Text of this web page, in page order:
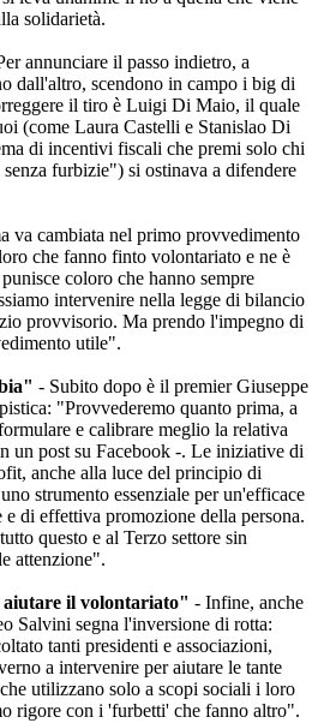
solidarietà.
annunciare il passo indietro, a
dall'altro, scendono in campo i big di
il tiro è Luigi Di Maio, il quale
(come Laura Castelli e Stanislao Di
di incentivi fiscali che premi solo chi
furbizie") si ostinava a difendere
va cambiata nel primo provvedimento
che fanno finto volontariato e ne è
coloro che hanno sempre
intervenire nella legge di bilancio
provvisorio. Ma prendo l'impegno di
utile".
- Subito dopo è il premier Giuseppe
"Provvederemo quanto prima, a
e calibrare meglio la relativa
un post su Facebook -. Le iniziative di
anche alla luce del principio di
strumento essenziale per un'efficace
di effettiva promozione della persona.
questo e al Terzo settore sin
attenzione".
il volontariato" - Infine, anche
Salvini segna l'inversione di rotta:
tanti presidenti e associazioni,
a intervenire per aiutare le tante
utilizzano solo a scopi sociali i loro
rigore con i 'furbetti' che fanno altro".